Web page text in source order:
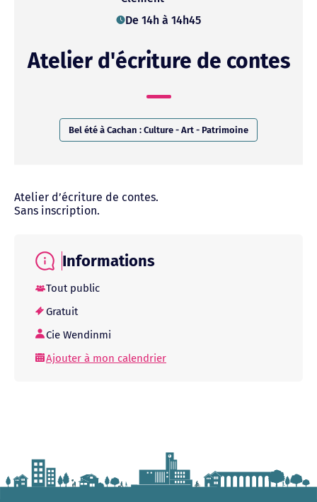
De 14h à 14h45
Atelier d'écriture de contes
Bel été à Cachan : Culture - Art - Patrimoine
Atelier d’écriture de contes.
Sans inscription.
Informations
Tout public
Gratuit
Cie Wendinmi
Ajouter à mon calendrier